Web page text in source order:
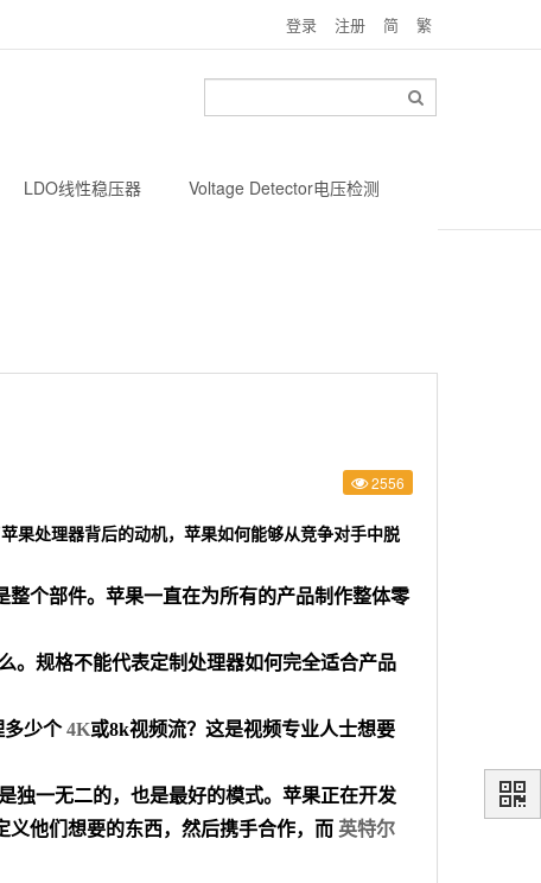
登录 注册 简 繁
LDO线性稳压器 Voltage Detector电压检测
2556
果处理器背后的动机，苹果如何能够从竞争对手中脱
个部件。苹果一直在为所有的产品制作整体零
。规格不能代表定制处理器如何完全适合产品
多少个4K或8k视频流？这是视频专业人士想要
独一无二的，也是最好的模式。苹果正在开发
义他们想要的东西，然后携手合作，而 英特尔